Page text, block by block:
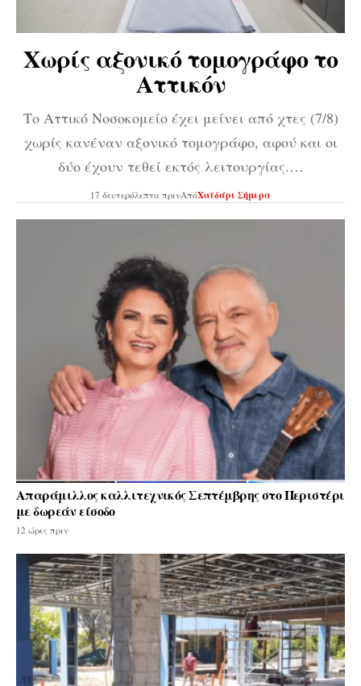
Χωρίς αξονικό τομογράφο το
Αττικόν
Το Αττικό Νοσοκομείο έχει μείνει από χτες (7/8)
χωρίς κανέναν αξονικό τομογράφο, αφού και οι
δύο έχουν τεθεί εκτός λειτουργίας.…
17 δευτερόλεπτα πρινΑπόΧαϊδάρι Σήμερα
Απαράμιλλος καλλιτεχνικός Σεπτέμβρης στο Περιστέρι
με δωρεάν είσοδο
12 ώρες πριν